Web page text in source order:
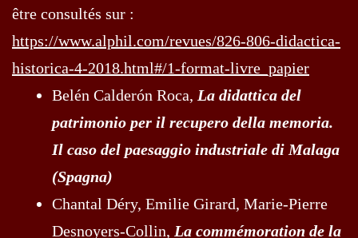
être consultés sur :
https://www.alphil.com/revues/826-806-didactica-
historica-4-2018.html#/1-format-livre_papier
Belén Calderón Roca, La didattica del
patrimonio per il recupero della memoria.
Il caso del paesaggio industriale di Malaga
(Spagna)
Chantal Déry, Emilie Girard, Marie-Pierre
Desnoyers-Collin, La commémoration de la